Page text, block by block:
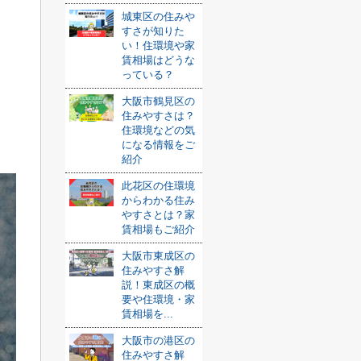
城東区の住みや
すさが知りた
い！住環境や家
賃相場はどうな
っている？
大阪市鶴見区の
住みやすさは？
住環境などの気
になる情報をご
紹介
此花区の住環境
からわかる住み
やすさとは？家
賃相場もご紹介
大阪市東成区の
住みやすさ解
説！東成区の概
要や住環境・家
賃相場を...
大阪市の港区の
住みやすさ解